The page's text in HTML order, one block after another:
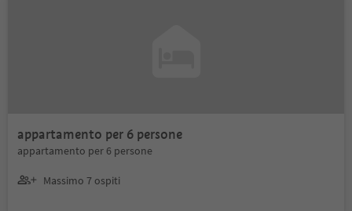
appartamento per 6 persone
appartamento per 6 persone
Massimo 7 ospiti